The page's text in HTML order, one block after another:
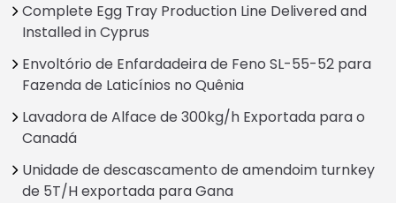
Complete Egg Tray Production Line Delivered and
Installed in Cyprus
Envoltório de Enfardadeira de Feno SL-55-52 para
Fazenda de Laticínios no Quênia
Lavadora de Alface de 300kg/h Exportada para o
Canadá
Unidade de descascamento de amendoim turnkey
de 5T/H exportada para Gana